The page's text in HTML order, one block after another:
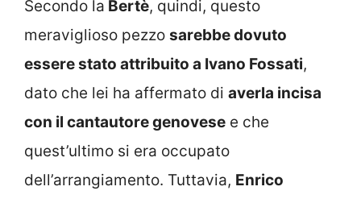
Secondo la Bertè, quindi, questo
meraviglioso pezzo sarebbe dovuto
essere stato attribuito a Ivano Fossati,
dato che lei ha affermato di averla incisa
con il cantautore genovese e che
quest’ultimo si era occupato
dell’arrangiamento. Tuttavia, Enrico